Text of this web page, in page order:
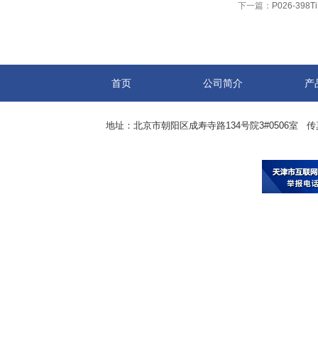
下一篇： P026-
首页 公司简介 产
地址：北京市朝阳区成寿寺路134号院3#0506室